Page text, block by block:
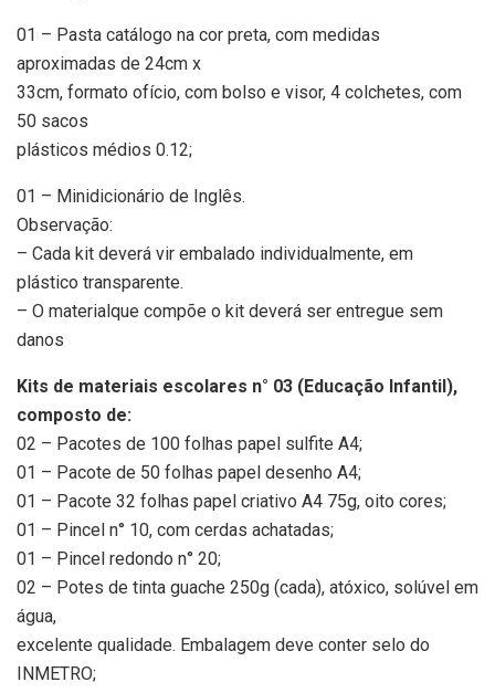
01 – Pasta catálogo na cor preta, com medidas
aproximadas de 24cm x
33cm, formato ofício, com bolso e visor, 4 colchetes, com
50 sacos
plásticos médios 0.12;
01 – Minidicionário de Inglês.
Observação:
– Cada kit deverá vir embalado individualmente, em
plástico transparente.
– O materialque compõe o kit deverá ser entregue sem
danos
Kits de materiais escolares n° 03 (Educação Infantil),
composto de:
02 – Pacotes de 100 folhas papel sulfite A4;
01 – Pacote de 50 folhas papel desenho A4;
01 – Pacote 32 folhas papel criativo A4 75g, oito cores;
01 – Pincel n° 10, com cerdas achatadas;
01 – Pincel redondo n° 20;
02 – Potes de tinta guache 250g (cada), atóxico, solúvel em
água,
excelente qualidade. Embalagem deve conter selo do
INMETRO;